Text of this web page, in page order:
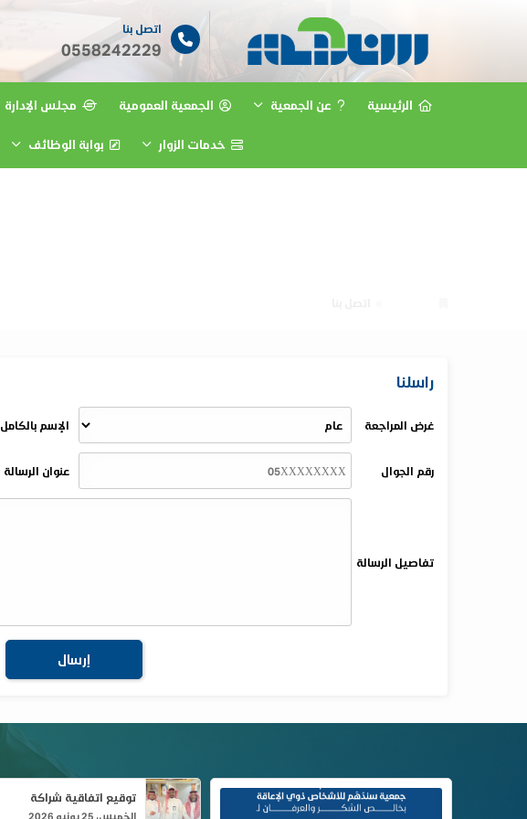
اتصل بنا
0558242229
الرئيسية عن الجمعية الجمعية العمومية مجلس الإدارة
خدمات الزوار بوابة الوظائف
راسلنا
غرض المراجعة الإسم بالكامل
رقم الجوال عنوان الرسالة
تفاصيل الرسالة
توقيع اتفاقية شراكة
الخميس، 25 يونيو 2026